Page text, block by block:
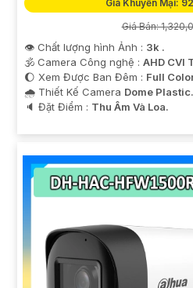
Giá Khuyến Mại:
Giá Bán:
👁 Chất lượng hình Ảnh : 3k .
🕉️ Camera Công nghệ : AHD CVI
🌔 Xem Được Ban Đêm : Full
🌧️ Thiết Kế Camera Dome Plastic.
️🔈 Đặt Điểm : Thu Âm Và Loa.